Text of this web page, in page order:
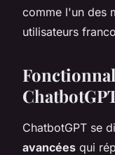
comme l'un des
utilisateurs
ChatbotGPT se
avancées qui